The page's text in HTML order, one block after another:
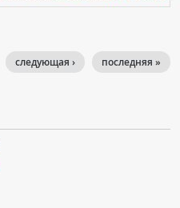
последняя »
следующая ›